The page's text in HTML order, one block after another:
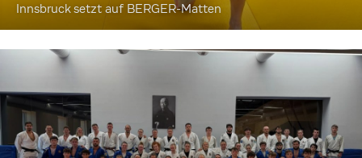
Innsbruck setzt auf BERGER-Matten